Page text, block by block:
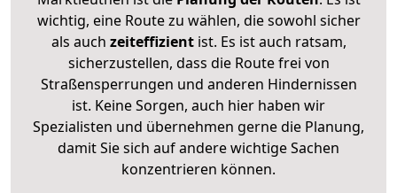
wichtig, eine Route zu wählen, die sowohl sicher
als auch zeiteffizientist. Es ist auch ratsam,
sicherzustellen, dass die Route frei von
Straßensperrungen und anderen Hindernissen
ist. Keine Sorgen, auch hier haben wir
Spezialisten und übernehmen gerne die Planung,
damit Sie sich auf andere wichtige Sachen
konzentrieren können.